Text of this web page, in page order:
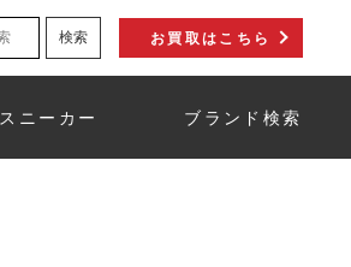
お買取はこちら
スニーカー ブランド検索